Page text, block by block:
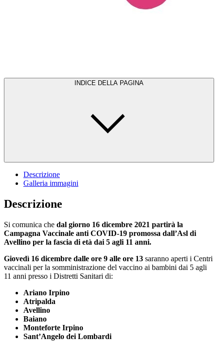
INDICE DELLA PAGINA
Descrizione
Galleria immagini
Descrizione
Si comunica che dal giorno 16 dicembre 2021 partirà la
Campagna Vaccinale anti COVID-19 promossa dall’Asl di
Avellino per la fascia di età dai 5 agli 11 anni.
Giovedì 16 dicembre dalle ore 9 alle ore 13 saranno aperti i Centri
vaccinali per la somministrazione del vaccino ai bambini dai 5 agli
11 anni presso i Distretti Sanitari di:
Ariano Irpino
Atripalda
Avellino
Baiano
Monteforte Irpino
Sant’Angelo dei Lombardi